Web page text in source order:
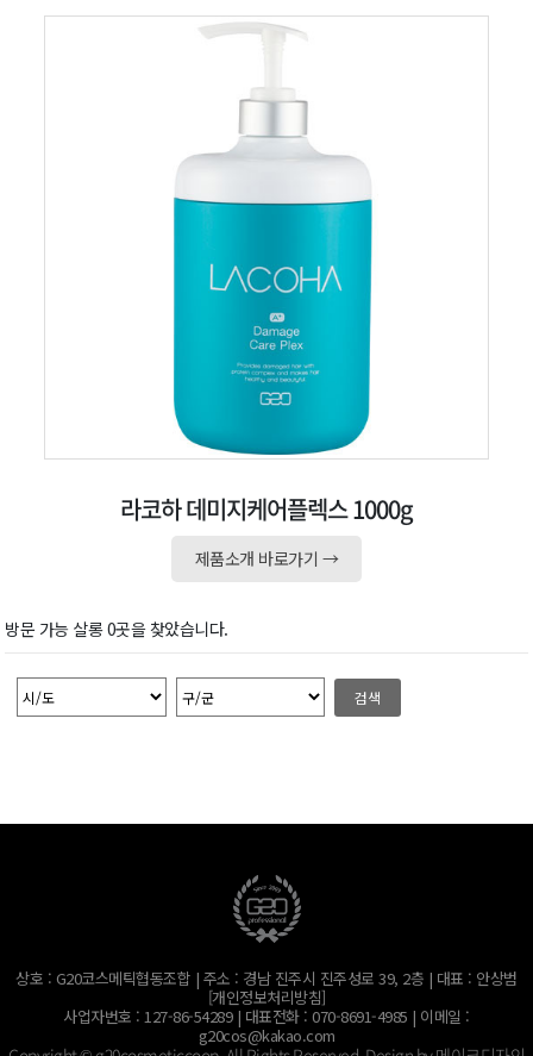
라코하 데미지케어플렉스 1000g
제품소개 바로가기 →
방문 가능 살롱 0곳을 찾았습니다.
검색
상호 : G20코스메틱협동조합 | 주소 : 경남 진주시 진주성로 39, 2층 | 대표 : 안상범
[개인정보처리방침]
사업자번호 : 127-86-54289 | 대표전화 : 070-8691-4985 | 이메일 :
g20cos@kakao.com